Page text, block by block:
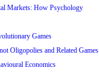
Markets: How Psychology
Games
Oligopolies and Related Games
Economics